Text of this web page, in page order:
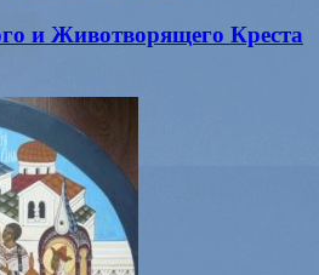
и Животворящего Креста